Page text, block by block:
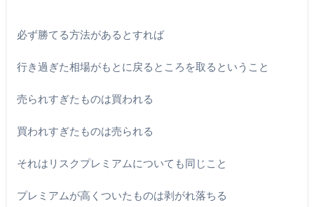
必ず勝てる方法があるとすれば
行き過ぎた相場がもとに戻るところを取るということ
売られすぎたものは買われる
買われすぎたものは売られる
それはリスクプレミアムについても同じこと
プレミアムが高くついたものは剥がれ落ちる